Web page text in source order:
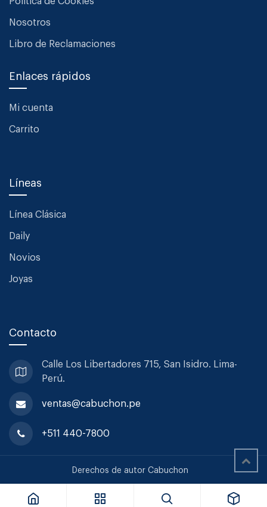
Nosotros
Libro de Reclamaciones
Enlaces rápidos
Mi cuenta
Carrito
Líneas
Línea Clásica
Daily
Novios
Joyas
Contacto
Calle Los Libertadores 715, San Isidro. Lima-
Perú.
ventas@cabuchon.pe
+511 440-7800
Derechos de autor Cabuchon